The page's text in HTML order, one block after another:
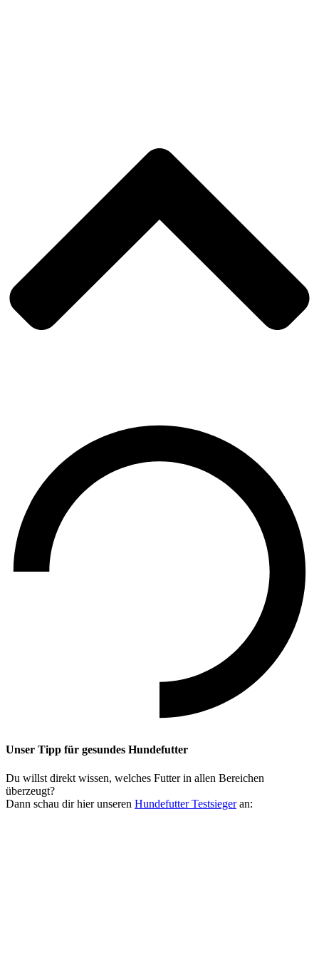
Unser Tipp für gesundes Hundefutter
Du willst direkt wissen, welches Futter in allen Bereichen
überzeugt?
Dann schau dir hier unseren Hundefutter Testsiegeran: